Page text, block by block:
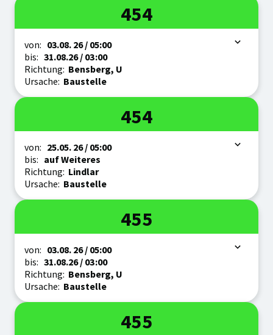
Linie
454
Zeitraum
von: 03.08. 26/ 05:00
bis: 31.08.26/ 03:00
Richtung: Bensberg, U
Ursache: Baustelle
Linie
454
Zeitraum
von: 25.05. 26/ 05:00
bis: auf Weiteres
Richtung: Lindlar
Ursache: Baustelle
Linie
455
Zeitraum
von: 03.08. 26/ 05:00
bis: 31.08.26/ 03:00
Richtung: Bensberg, U
Ursache: Baustelle
Linie
455